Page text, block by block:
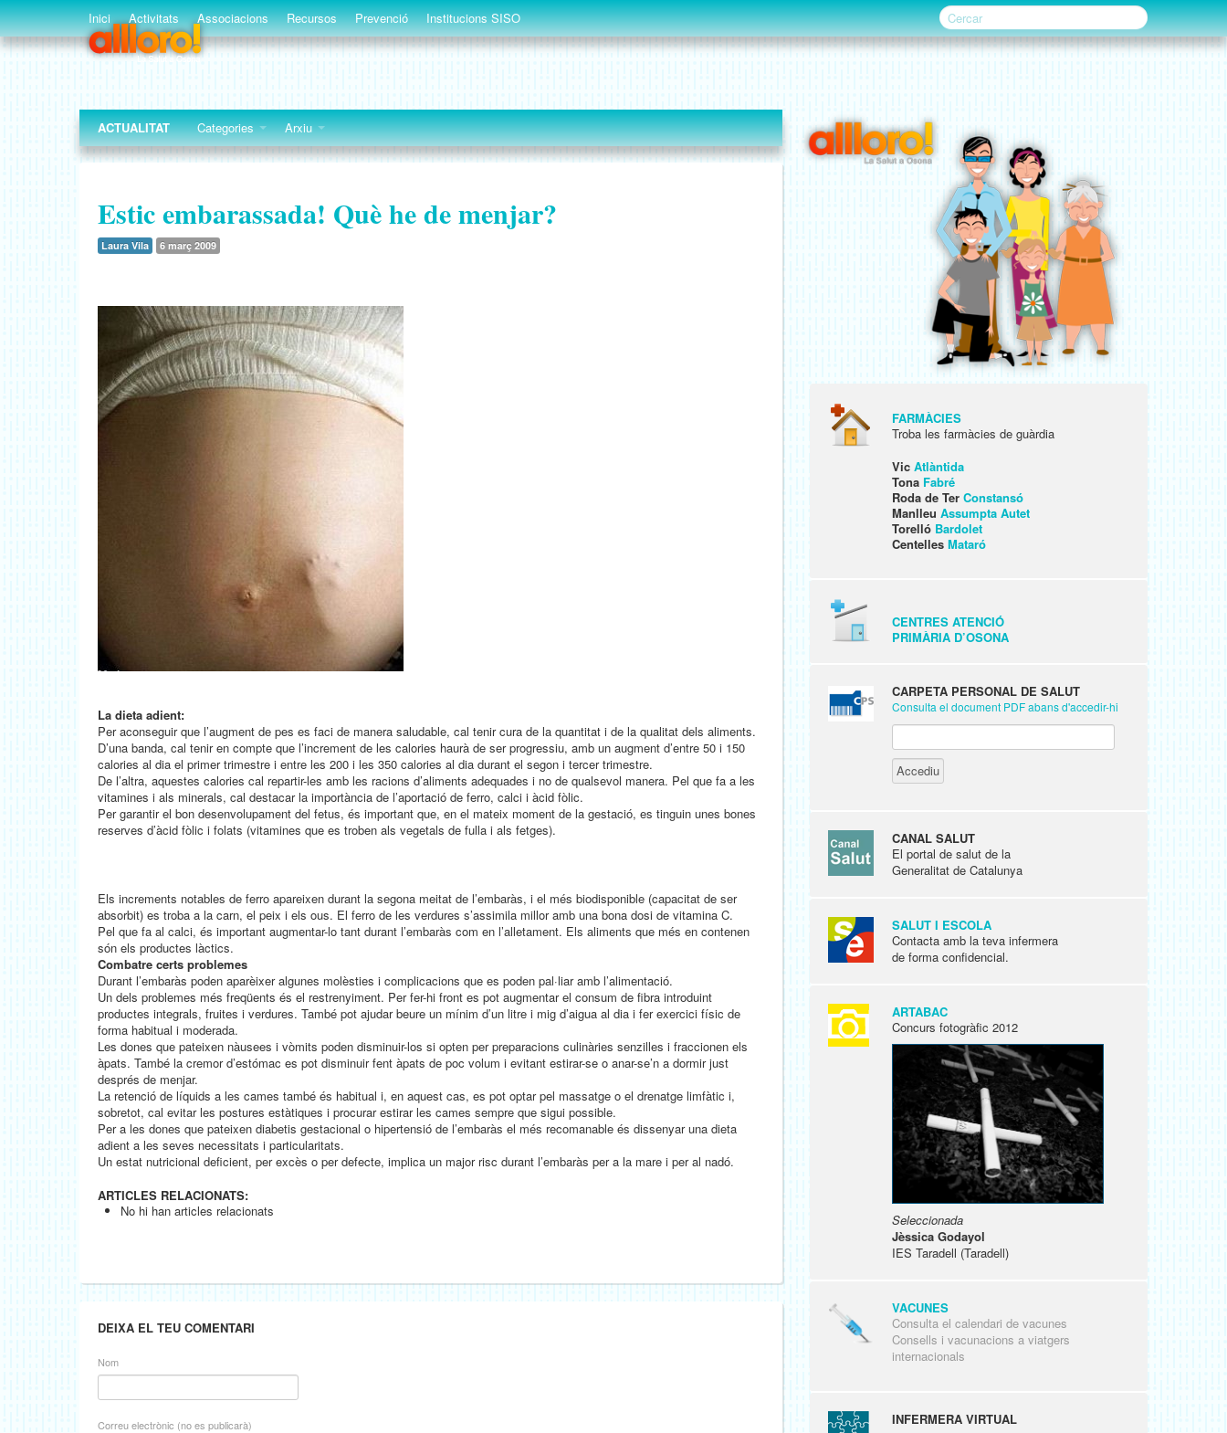
Inici Activitats Associacions Recursos Prevenció Institucions SISO
ACTUALITAT Categories Arxiu
Estic embarassada! Què he de menjar?
Laura Vila 6 març 2009
La dieta adient:
Per aconseguir que l’augment de pes es faci de manera saludable, cal tenir cura de la quantitat i de la qualitat dels aliments.
D’una banda, cal tenir en compte que l’increment de les calories haurà de ser progressiu, amb un augment d’entre 50 i 150
calories al dia el primer trimestre i entre les 200 i les 350 calories al dia durant el segon i tercer trimestre.
De l’altra, aquestes calories cal repartir-les amb les racions d’aliments adequades i no de qualsevol manera. Pel que fa a les
vitamines i als minerals, cal destacar la importància de l’aportació de ferro, calci i àcid fòlic.
Per garantir el bon desenvolupament del fetus, és important que, en el mateix moment de la gestació, es tinguin unes bones
reserves d’àcid fòlic i folats (vitamines que es troben als vegetals de fulla i als fetges).
Els increments notables de ferro apareixen durant la segona meitat de l’embaràs, i el més biodisponible (capacitat de ser
absorbit) es troba a la carn, el peix i els ous. El ferro de les verdures s’assimila millor amb una bona dosi de vitamina C.
Pel que fa al calci, és important augmentar-lo tant durant l’embaràs com en l’alletament. Els aliments que més en contenen
són els productes làctics.
Combatre certs problemes
Durant l’embaràs poden aparèixer algunes molèsties i complicacions que es poden pal·liar amb l’alimentació.
Un dels problemes més freqüents és el restrenyiment. Per fer-hi front es pot augmentar el consum de fibra introduint
productes integrals, fruites i verdures. També pot ajudar beure un mínim d’un litre i mig d’aigua al dia i fer exercici físic de
forma habitual i moderada.
Les dones que pateixen nàusees i vòmits poden disminuir-los si opten per preparacions culinàries senzilles i fraccionen els
àpats. També la cremor d’estómac es pot disminuir fent àpats de poc volum i evitant estirar-se o anar-se’n a dormir just
després de menjar.
La retenció de líquids a les cames també és habitual i, en aquest cas, es pot optar pel massatge o el drenatge limfàtic i,
sobretot, cal evitar les postures estàtiques i procurar estirar les cames sempre que sigui possible.
Per a les dones que pateixen diabetis gestacional o hipertensió de l’embaràs el més recomanable és dissenyar una dieta
adient a les seves necessitats i particularitats.
Un estat nutricional deficient, per excès o per defecte, implica un major risc durant l’embaràs per a la mare i per al nadó.
ARTICLES RELACIONATS:
No hi han articles relacionats
DEIXA EL TEU COMENTARI
Nom
Correu electrònic (no es publicarà)
FARMÀCIES
Troba les farmàcies de guàrdia
Vic Atlàntida
Tona Fabré
Roda de Ter Constansó
Manlleu Assumpta Autet
Torelló Bardolet
Centelles Mataró
CENTRES ATENCIÓ
PRIMÀRIA D’OSONA
CARPETA PERSONAL DE SALUT
Consulta el document PDF abans d'accedir-hi
CANAL SALUT
El portal de salut de la
Generalitat de Catalunya
SALUT I ESCOLA
Contacta amb la teva infermera
de forma confidencial.
ARTABAC
Concurs fotogràfic 2012
Seleccionada
Jèssica Godayol
IES Taradell (Taradell)
VACUNES
Consulta el calendari de vacunes
Consells i vacunacions a viatgers
internacionals
INFERMERA VIRTUAL